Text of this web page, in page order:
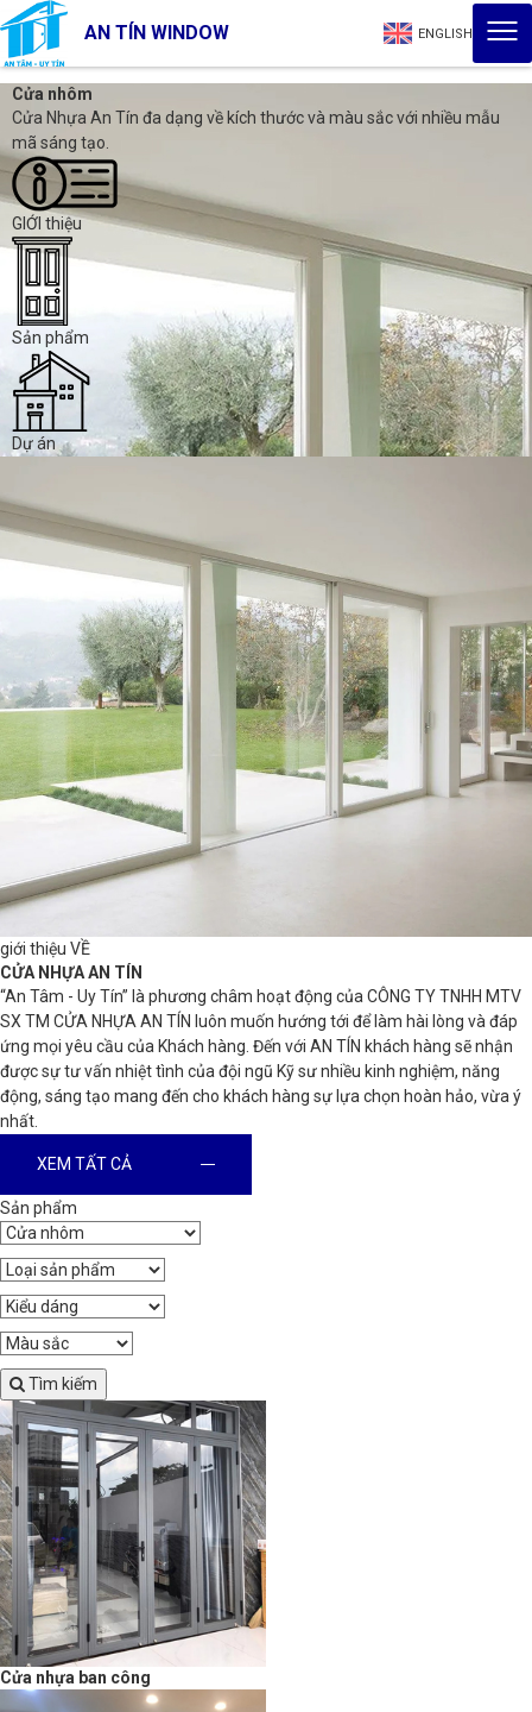
AN TÍN WINDOW ENGLISH
Cửa nhôm
Cửa Nhựa An Tín đa dạng về kích thước và màu sắc với nhiều mẫu
mã sáng tạo.
GIỚI thiệu
Sản phẩm
Dự án
giới thiệu VỀ
CỬA NHỰA AN TÍN
“An Tâm - Uy Tín” là phương châm hoạt động của CÔNG TY TNHH MTV
SX TM CỬA NHỰA AN TÍN luôn muốn hướng tới để làm hài lòng và đáp
ứng mọi yêu cầu của Khách hàng. Đến với AN TÍN khách hàng sẽ nhận
được sự tư vấn nhiệt tình của đội ngũ Kỹ sư nhiều kinh nghiệm, năng
động, sáng tạo mang đến cho khách hàng sự lựa chọn hoàn hảo, vừa ý
nhất.
XEM TẤT CẢ
Sản phẩm
Tìm kiếm
Cửa nhựa ban công